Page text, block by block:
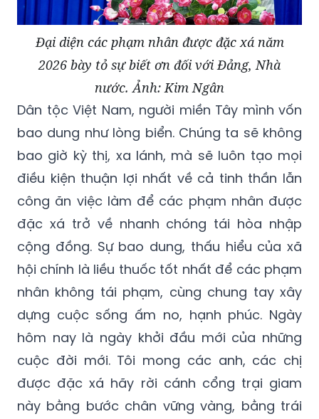
Đại diện các phạm nhân được đặc xá năm
2026 bày tỏ sự biết ơn đối với Đảng, Nhà
nước. Ảnh: Kim Ngân
Dân tộc Việt Nam, người miền Tây mình vốn
bao dung như lòng biển. Chúng ta sẽ không
bao giờ kỳ thị, xa lánh, mà sẽ luôn tạo mọi
điều kiện thuận lợi nhất về cả tinh thần lẫn
công ăn việc làm để các phạm nhân được
đặc xá trở về nhanh chóng tái hòa nhập
cộng đồng. Sự bao dung, thấu hiểu của xã
hội chính là liều thuốc tốt nhất để các phạm
nhân không tái phạm, cùng chung tay xây
dựng cuộc sống ấm no, hạnh phúc. Ngày
hôm nay là ngày khởi đầu mới của những
cuộc đời mới. Tôi mong các anh, các chị
được đặc xá hãy rời cánh cổng trại giam
này bằng bước chân vững vàng, bằng trái